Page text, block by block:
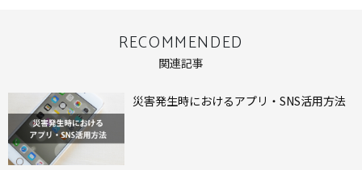
RECOMMENDED
関連記事
災害発生時におけるアプリ・SNS活用方法